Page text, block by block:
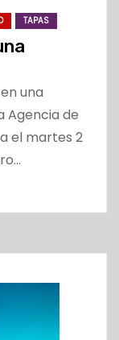
TAPAS
una
Agencia de
el martes 2